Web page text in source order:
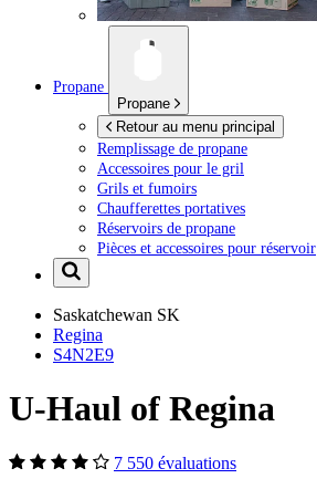
Propane
Propane
Retour au menu principal
Remplissage de propane
Accessoires pour le gril
Grils et fumoirs
Chaufferettes portatives
Réservoirs de propane
Pièces et accessoires pour réservoir
Saskatchewan SK
Regina
S4N2E9
U-Haul of Regina
7 550 évaluations